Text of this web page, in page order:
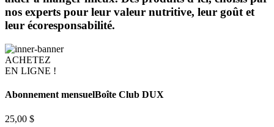
nos experts pour leur valeur nutritive, leur goût et
leur écoresponsabilité.
ACHETEZ
EN LIGNE !
Abonnement mensuelBoîte Club DUX
25,00 $